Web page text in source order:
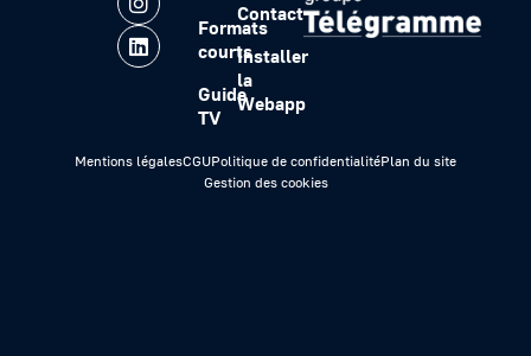
Formats
courts
Guide
TV
Contact
Installer
la
Webapp
Mentions légalesCGUPolitique de confidentialitéPlan du site
Gestion des cookies